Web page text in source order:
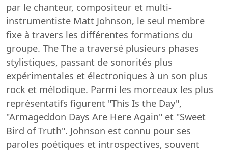
par le chanteur, compositeur et multi-
instrumentiste Matt Johnson, le seul membre
fixe à travers les différentes formations du
groupe. The The a traversé plusieurs phases
stylistiques, passant de sonorités plus
expérimentales et électroniques à un son plus
rock et mélodique. Parmi les morceaux les plus
représentatifs figurent "This Is the Day",
"Armageddon Days Are Here Again" et "Sweet
Bird of Truth". Johnson est connu pour ses
paroles poétiques et introspectives, souvent